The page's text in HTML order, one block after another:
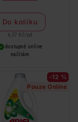
Do košíku
6,57 Kč/ pd
dostupné online
načítám
-12 %
Pouze Online